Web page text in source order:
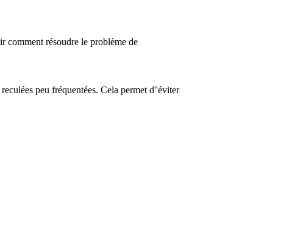
comment résoudre le problème de
peu fréquentées. Cela permet d''éviter